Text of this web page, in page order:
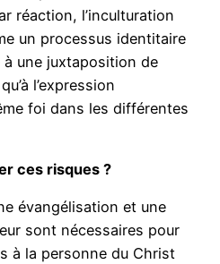
réaction, l’inculturation
un processus identitaire
une juxtaposition de
l’expression
foi dans les différentes
ces risques ?
évangélisation et une
sont nécessaires pour
à la personne du Christ